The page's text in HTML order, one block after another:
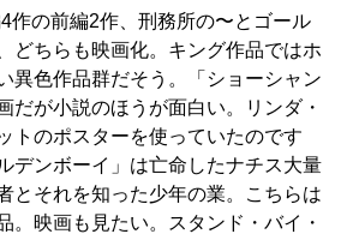
作の前編2作、刑務所の〜とゴール
どちらも映画化。キング作品ではホ
異色作品群だそう。「ショーシャン
だが小説のほうが面白い。リンダ・
トのポスターを使っていたのです
デンボーイ」は亡命したナチス大量
とそれを知った少年の業。こちらは
。映画も見たい。スタンド・バイ・